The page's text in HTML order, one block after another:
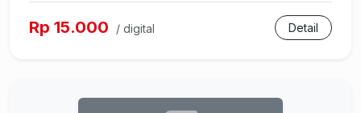
Rp 15.000 / digital Detail